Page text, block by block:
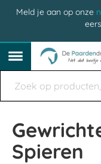
Meld je aan op onze
Spieren